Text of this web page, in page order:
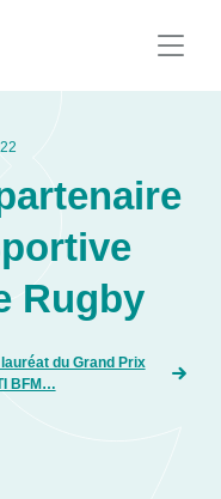
Rugby
du Grand Prix
BFM…